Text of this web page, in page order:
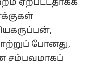
ஏற்பட்டதாகக்
போனது,
சம்பவமாகப்